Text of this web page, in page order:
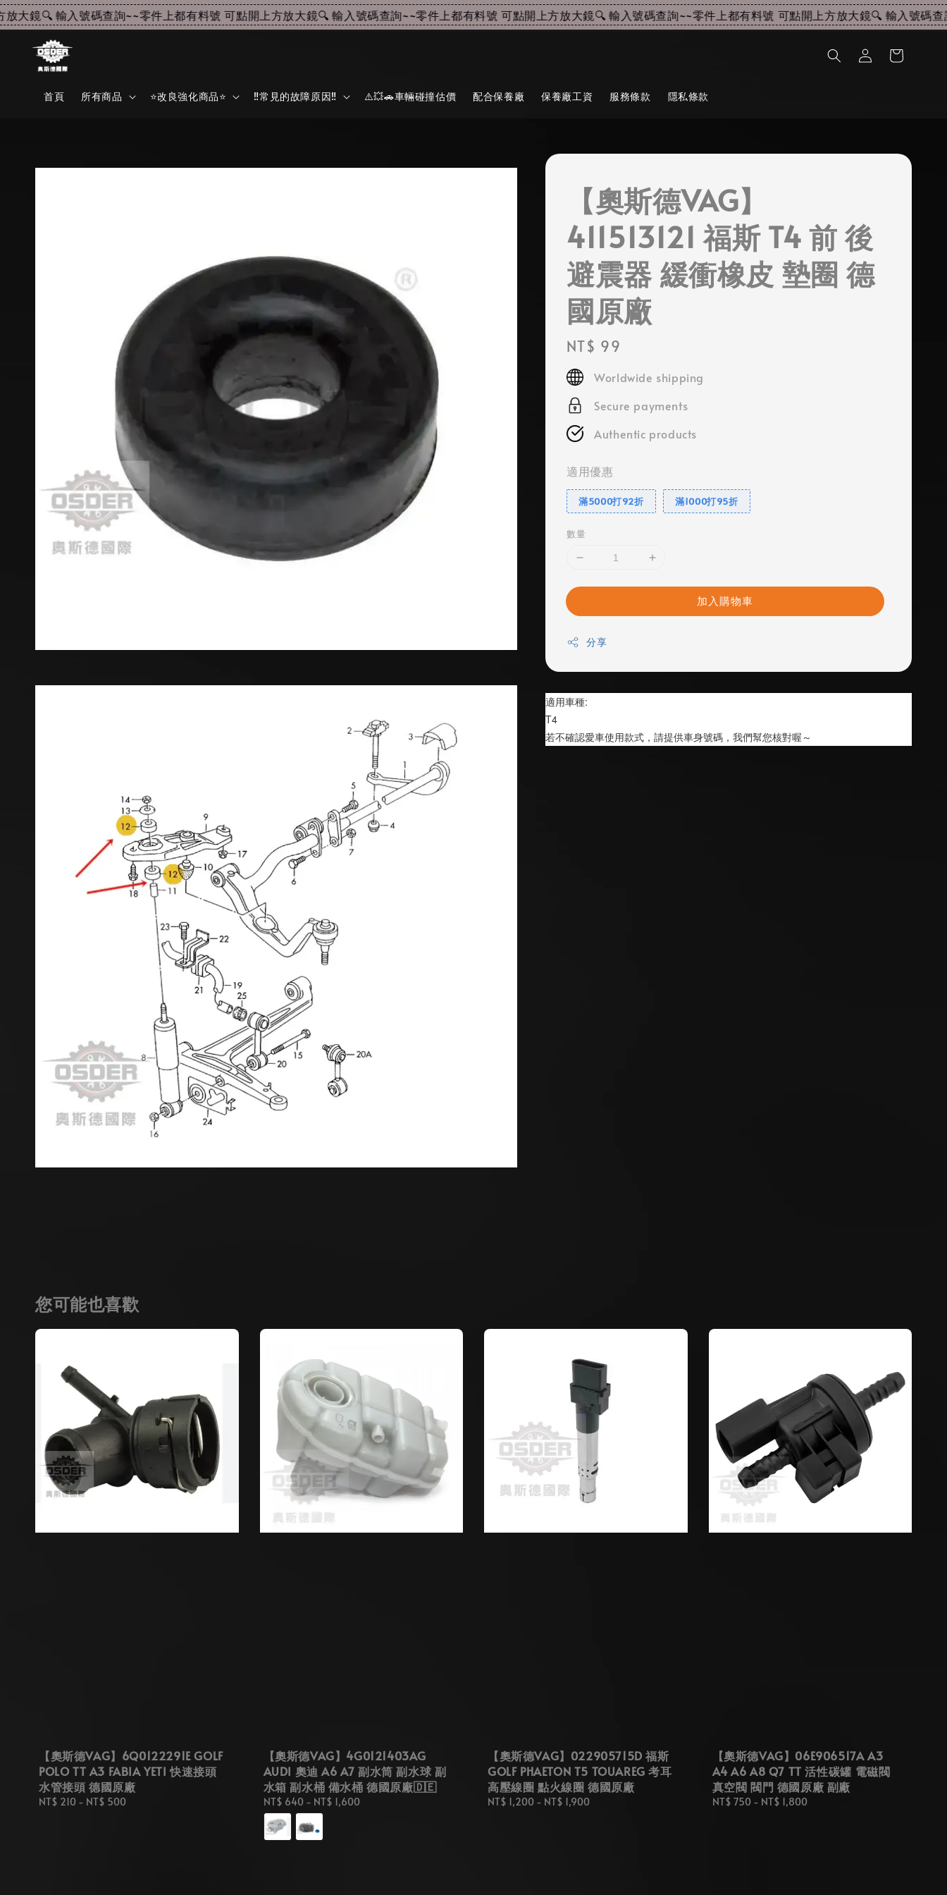
鏡🔍 輸入號碼查詢~~零件上都有料號 可點開上方放大鏡🔍 輸入號碼查詢~~零件上都有料號 可點開上方放大鏡🔍 輸入號碼查詢~~零件上都有料號 可點開上方放大鏡🔍 輸入號碼查詢
首頁 所有商品 ⭐改良強化商品⭐ ‼️常見的故障原因‼️ ⚠️💥🚗車輛碰撞估價 配合保養廠 保養廠工資 服務條款 隱私條款
【奧斯德VAG】
411513121 福斯 T4 前 後
避震器 緩衝橡皮 墊圈 德
國原廠
Regular
price
NT$ 99
Worldwide shipping
Secure payments
Authentic products
適用優惠
滿5000打92折 滿1000打95折
數量
加入購物車
分享
適用車種:
T4
若不確認愛車使用款式，請提供車身號碼，我們幫您核對喔～
您可能也喜歡
【奧斯德VAG】6Q0122291E GOLF
POLO TT A3 FABIA YETI 快速接頭
水管接頭 德國原廠
Regular
NT$ 210 - NT$ 500
【奧斯德VAG】4G0121403AG
AUDI 奧迪 A6 A7 副水筒 副水球 副
水箱 副水桶 備水桶 德國原廠🇩🇪
Regular
price
NT$ 640- NT$ 1,600
【奧斯德VAG】022905715D 福斯
GOLF PHAETON T5 TOUAREG 考耳
高壓線圈 點火線圈 德國原廠
Regular
NT$ 1,200 - NT$ 1,900
【奧斯德VAG】06E906517A A3
A4 A6 A8 Q7 TT 活性碳罐 電磁閥
真空閥 閥門 德國原廠 副廠
Regular
NT$ 750- NT$ 1,800